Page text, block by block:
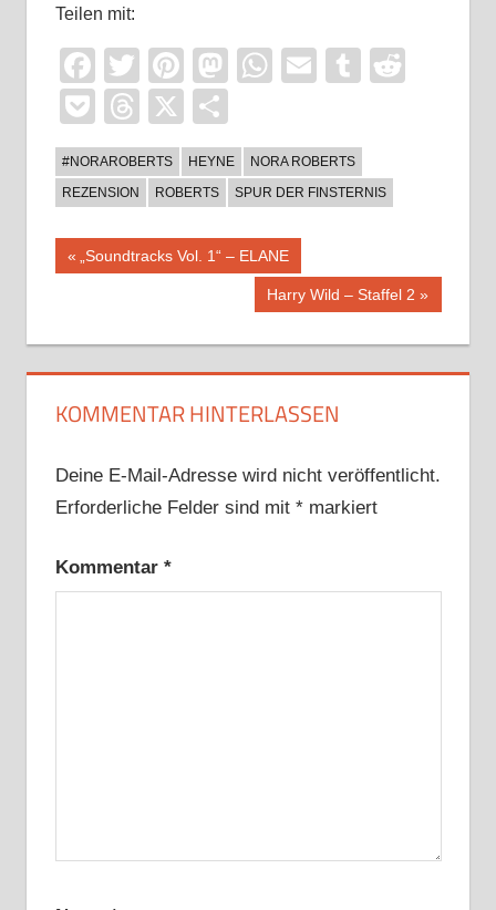
Teilen mit:
Facebook
TwitterPinterest
Mastodon
WhatsApp
EmailTumblr
PocketThreads
X
#NORAROBERTS HEYNE
NORA ROBERTS
REZENSION
ROBERTS SPUR DER FINSTERNIS
Beitragsnavigation
Vorheriger
„Soundtracks Vol. 1“ – ELANE
Nächster
Harry Wild – Staffel 2
KOMMENTAR HINTERLASSEN
Deine E-Mail-Adresse wird nicht veröffentlicht.
Erforderliche Felder sind mit *markiert
Kommentar *